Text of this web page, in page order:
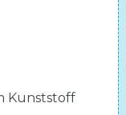
Kunststoff